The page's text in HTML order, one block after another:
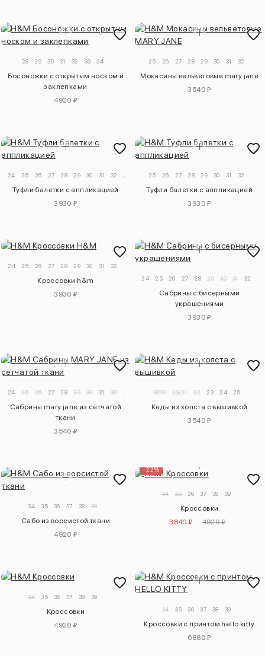
28 29 30 31 32 33 34
Босоножки с открытым носком и
заклепками
4920 ₽
25 26 27 28 29 30 31 32
Мокасины вельветовые mary jane
3540 ₽
24 25 26 27 28 29 30 31 32 33
Туфли балетки с аппликацией
3930 ₽
25 26 27 28 29 30 31 32
Туфли балетки с аппликацией
3930 ₽
24 25 26 27 28 29 30 31 32
Кроссовки h&m
3930 ₽
24 25 26 27 28 29 30 31 32
Сабрины с бисерными
украшениями
3930 ₽
24 25 26 27 28 29 30 31 32 33
Сабрины mary jane из сетчатой
ткани
3540 ₽
18/19 20/21 22 23 24 25
Кеды из холста с вышивкой
3540 ₽
34 35 36 37 38 39
Сабо из ворсистой ткани
4920 ₽
–22%
34 35 36 37 38 39
Кроссовки
3840 ₽
4920 ₽
34 35 36 37 38 39
Кроссовки
4920 ₽
34 35 36 37 38 39
Кроссовки с принтом hello kitty
6880 ₽